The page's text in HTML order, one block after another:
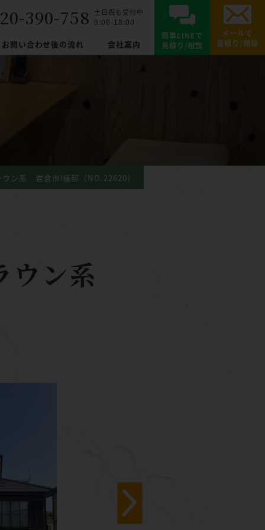
お問い合わせ後の流れ 会社案内
簡単LINEで
見積り/相談
メールで
見積り/相談
390-758 土日祝も受付中
9:00-18:00
ン系 岩倉市I様邸（NO.22620）
ウン系